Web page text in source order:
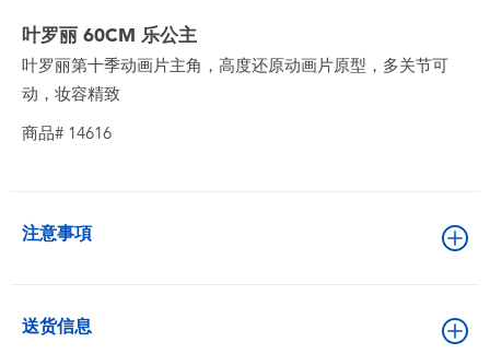
玩具促销
玩具清货
叶罗丽 60CM 乐公主
叶罗丽第十季动画片主角，高度还原动画片原型，多关节可
动，妆容精致
商品# 14616
注意事項
送货信息